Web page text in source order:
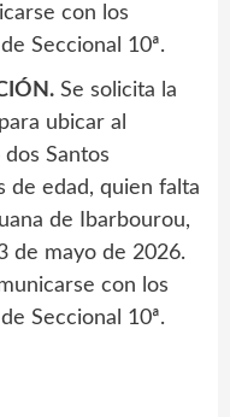
con los
Seccional 10ª.
Se solicita la
ubicar al
Santos
de edad, quien falta
de Ibarbourou,
de mayo de 2026.
con los
Seccional 10ª.